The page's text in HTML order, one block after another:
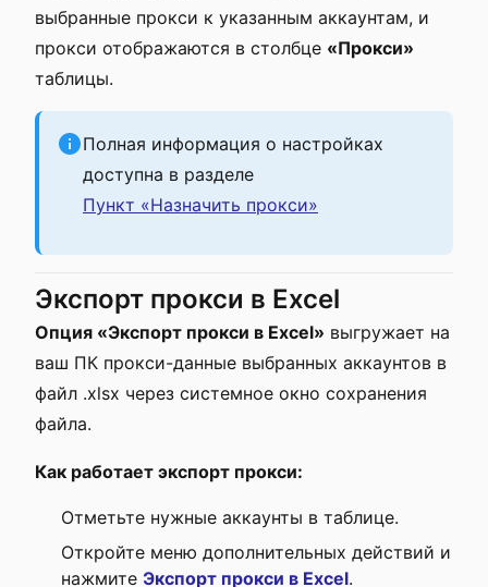
выбранные прокси к указанным аккаунтам, и
прокси отображаются в столбце «Прокси»
таблицы.
Полная информация о настройках
доступна в разделе
Пункт «Назначить прокси»
Экспорт прокси в Excel
Опция «Экспорт прокси в Excel» выгружает на
ваш ПК прокси-данные выбранных аккаунтов в
файл .xlsx через системное окно сохранения
файла.
Как работает экспорт прокси:
Отметьте нужные аккаунты в таблице.
Откройте меню дополнительных действий и
нажмите Экспорт прокси в Excel.